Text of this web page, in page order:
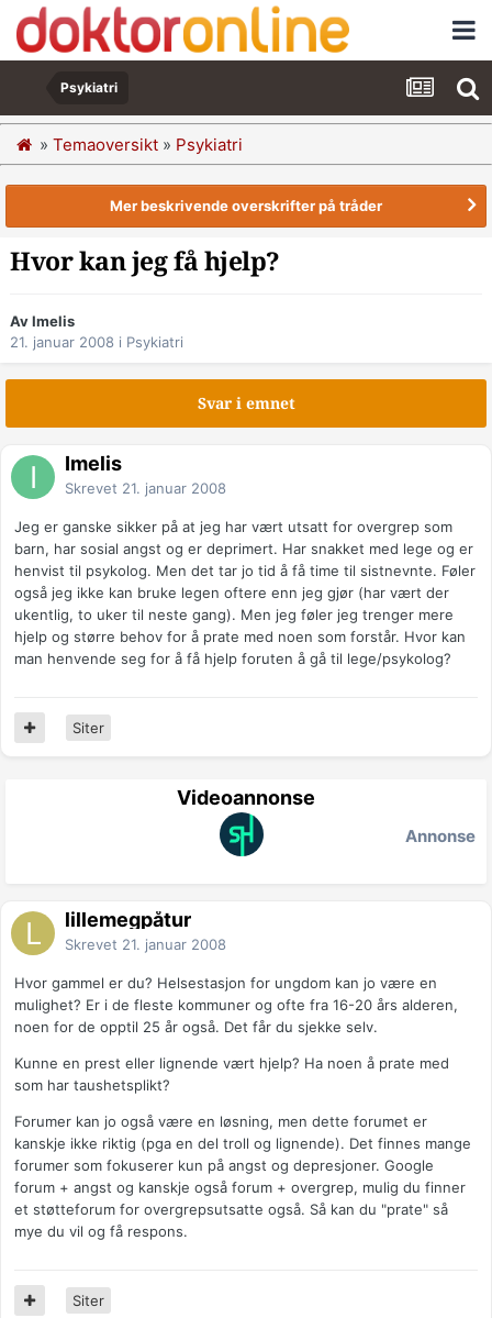
Psykiatri
» Temaoversikt » Psykiatri
Mer beskrivende overskrifter på tråder
Hvor kan jeg få hjelp?
Av Imelis
21. januar 2008 i Psykiatri
Svar i emnet
Imelis
Skrevet 21. januar 2008
Jeg er ganske sikker på at jeg har vært utsatt for overgrep som
barn, har sosial angst og er deprimert. Har snakket med lege og er
henvist til psykolog. Men det tar jo tid å få time til sistnevnte. Føler
også jeg ikke kan bruke legen oftere enn jeg gjør (har vært der
ukentlig, to uker til neste gang). Men jeg føler jeg trenger mere
hjelp og større behov for å prate med noen som forstår. Hvor kan
man henvende seg for å få hjelp foruten å gå til lege/psykolog?
Siter
Videoannonse
Annonse
lillemegpåtur
Skrevet 21. januar 2008
Hvor gammel er du? Helsestasjon for ungdom kan jo være en
mulighet? Er i de fleste kommuner og ofte fra 16-20 års alderen,
noen for de opptil 25 år også. Det får du sjekke selv.
Kunne en prest eller lignende vært hjelp? Ha noen å prate med
som har taushetsplikt?
Forumer kan jo også være en løsning, men dette forumet er
kanskje ikke riktig (pga en del troll og lignende). Det finnes mange
forumer som fokuserer kun på angst og depresjoner. Google
forum + angst og kanskje også forum + overgrep, mulig du finner
et støtteforum for overgrepsutsatte også. Så kan du "prate" så
mye du vil og få respons.
Siter